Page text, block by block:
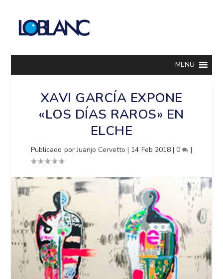
MENU
XAVI GARCÍA EXPONE
«LOS DÍAS RAROS» EN
ELCHE
Publicado porJuanjo Cervetto | 14 Feb 2018|0 |